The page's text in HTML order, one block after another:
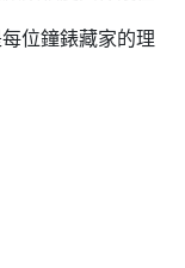
位鐘錶藏家的理